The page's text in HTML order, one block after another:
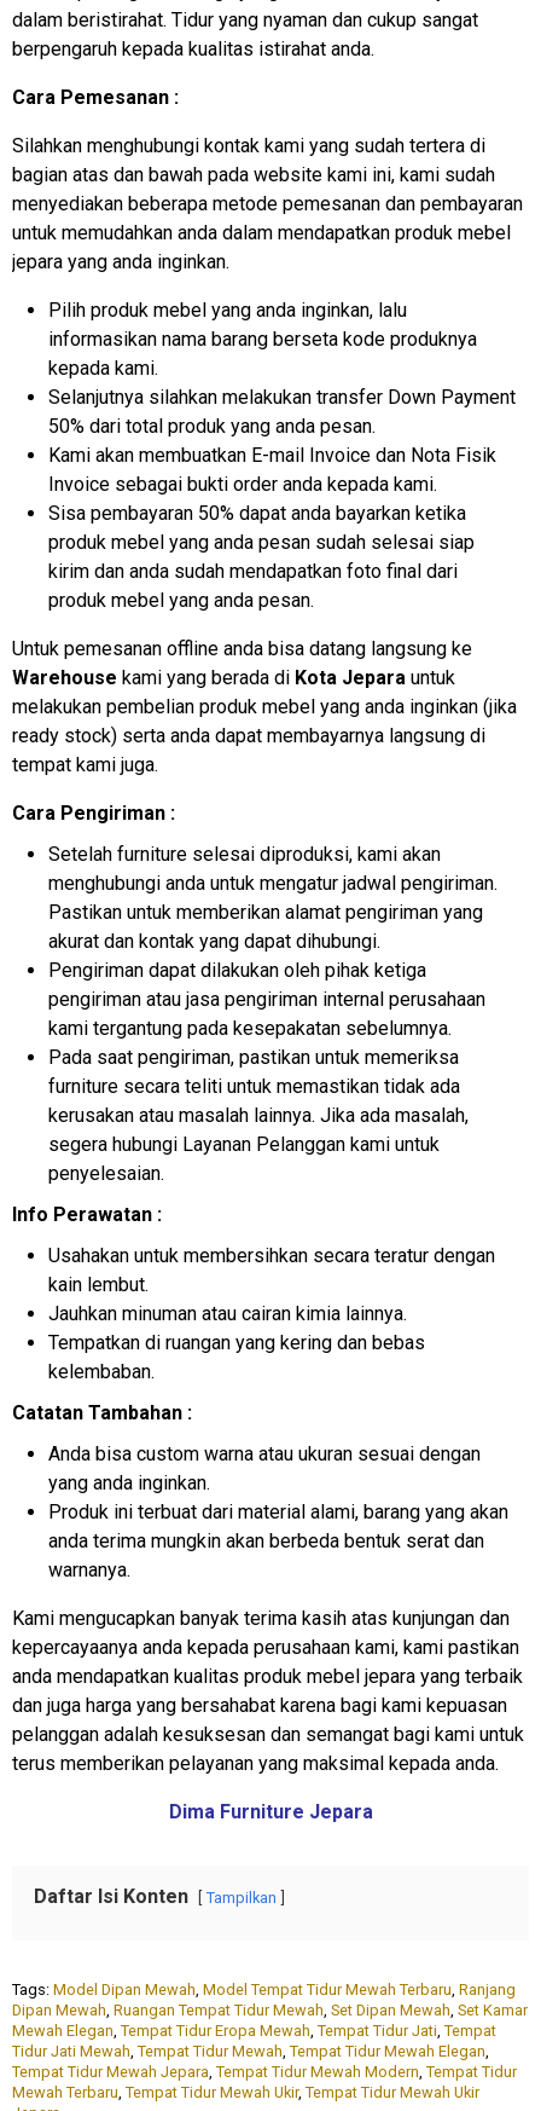
dalam beristirahat. Tidur yang nyaman dan cukup sangat
berpengaruh kepada kualitas istirahat anda.
Cara Pemesanan :
Silahkan menghubungi kontak kami yang sudah tertera di
bagian atas dan bawah pada website kami ini, kami sudah
menyediakan beberapa metode pemesanan dan pembayaran
untuk memudahkan anda dalam mendapatkan produk mebel
jepara yang anda inginkan.
Pilih produk mebel yang anda inginkan, lalu
informasikan nama barang berseta kode produknya
kepada kami.
Selanjutnya silahkan melakukan transfer Down Payment
50% dari total produk yang anda pesan.
Kami akan membuatkan E-mail Invoice dan Nota Fisik
Invoice sebagai bukti order anda kepada kami.
Sisa pembayaran 50% dapat anda bayarkan ketika
produk mebel yang anda pesan sudah selesai siap
kirim dan anda sudah mendapatkan foto final dari
produk mebel yang anda pesan.
Untuk pemesanan offline anda bisa datang langsung ke
Warehouse kami yang berada di Kota Jepara untuk
melakukan pembelian produk mebel yang anda inginkan (jika
ready stock) serta anda dapat membayarnya langsung di
tempat kami juga.
Cara Pengiriman :
Setelah furniture selesai diproduksi, kami akan
menghubungi anda untuk mengatur jadwal pengiriman.
Pastikan untuk memberikan alamat pengiriman yang
akurat dan kontak yang dapat dihubungi.
Pengiriman dapat dilakukan oleh pihak ketiga
pengiriman atau jasa pengiriman internal perusahaan
kami tergantung pada kesepakatan sebelumnya.
Pada saat pengiriman, pastikan untuk memeriksa
furniture secara teliti untuk memastikan tidak ada
kerusakan atau masalah lainnya. Jika ada masalah,
segera hubungi Layanan Pelanggan kami untuk
penyelesaian.
Info Perawatan :
Usahakan untuk membersihkan secara teratur dengan
kain lembut.
Jauhkan minuman atau cairan kimia lainnya.
Tempatkan di ruangan yang kering dan bebas
kelembaban.
Catatan Tambahan :
Anda bisa custom warna atau ukuran sesuai dengan
yang anda inginkan.
Produk ini terbuat dari material alami, barang yang akan
anda terima mungkin akan berbeda bentuk serat dan
warnanya.
Kami mengucapkan banyak terima kasih atas kunjungan dan
kepercayaanya anda kepada perusahaan kami, kami pastikan
anda mendapatkan kualitas produk mebel jepara yang terbaik
dan juga harga yang bersahabat karena bagi kami kepuasan
pelanggan adalah kesuksesan dan semangat bagi kami untuk
terus memberikan pelayanan yang maksimal kepada anda.
Dima Furniture Jepara
Daftar Isi Konten Tampilkan
Tags: Model Dipan Mewah Model Tempat Tidur Mewah Terbaru Ranjang
Dipan Mewah Ruangan Tempat Tidur Mewah Set Dipan Mewah Set Kamar
Mewah Elegan Tempat Tidur Eropa Mewah Tempat Tidur Jati Tempat
Tidur Jati Mewah Tempat Tidur Mewah Tempat Tidur Mewah Elegan
Tempat Tidur Mewah Jepara Tempat Tidur Mewah Modern Tempat Tidur
Mewah Terbaru Tempat Tidur Mewah Ukir, Tempat Tidur Mewah Ukir